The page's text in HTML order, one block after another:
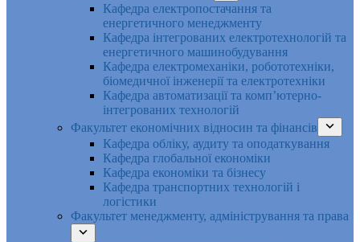
Кафедра електропостачання та
енергетичного менеджменту
Кафедра інтегрованих електротехнологій та
енергетичного машинобудування
Кафедра електромеханіки, робототехніки,
біомедичної інженерії та електротехніки
Кафедра автоматизації та комп’ютерно-
інтегрованих технологій
Факультет економічних відносин та фінансів
Кафедра обліку, аудиту та оподаткування
Кафедра глобальної економіки
Кафедра економіки та бізнесу
Кафедра транспортних технологій і
логістики
Факультет менеджменту, адміністрування та права